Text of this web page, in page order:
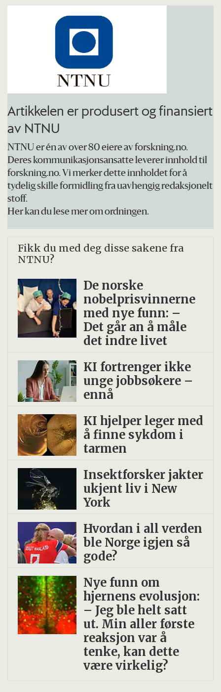
Artikkelen er produsert og finansiert
av NTNU
NTNU er én av over 80 eiere av forskning.no.
Deres kommunikasjonsansatte leverer innhold til
forskning.no. Vi merker dette innholdet for å
tydelig skille formidling fra uavhengig redaksjonelt
stoff.
Her kan du lese mer om ordningen.
Fikk du med deg disse sakene fra
NTNU?
De norske
nobelprisvinnerne
med nye funn: –
Det går an å måle
det indre livet
KI fortrenger ikke
unge jobbsøkere –
ennå
KI hjelper leger med
å finne sykdom i
tarmen
Insekt­forsker jakter
ukjent liv i New
York
Hvordan i all verden
ble Norge igjen så
gode?
Nye funn om
hjernens evolusjon:
– Jeg ble helt satt
ut. Min aller første
reaksjon var å
tenke, kan dette
være virkelig?